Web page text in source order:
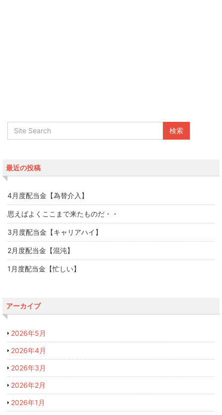
最近の投稿
4月度配当金【為替介入】
思えばよくここまで来たものだ・・
3月度配当金【キャリアハイ】
2月度配当金【混沌】
1月度配当金【忙しい】
アーカイブ
2026年5月
2026年4月
2026年3月
2026年2月
2026年1月